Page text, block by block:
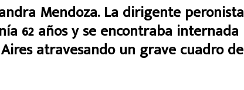
Mendoza. La dirigente peronista
62 años y se encontraba internada
atravesando un grave cuadro de